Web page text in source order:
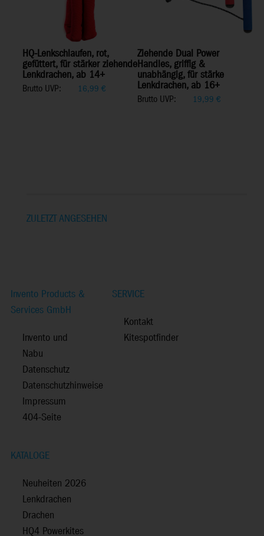
HQ-Lenkschlaufen, rot,
gefüttert, für stärker ziehende
Lenkdrachen, ab 14+
Brutto UVP: 16,99 €
Ziehende Dual Power
Handles, griffig &
unabhängig, für stärke
Lenkdrachen, ab 16+
Brutto UVP: 19,99 €
ZULETZT ANGESEHEN
Invento Products &
Services GmbH
Invento und
Nabu
Datenschutz
Datenschutzhinweise
Impressum
404-Seite
SERVICE
Kontakt
Kitespotfinder
KATALOGE
Neuheiten 2026
Lenkdrachen
Drachen
HQ4 Powerkites